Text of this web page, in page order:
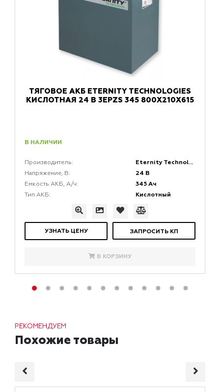
ТЯГОВОЕ АКБ ETERNITY TECHNOLOGIES
КИСЛОТНАЯ 24 В 3EPZS 345 800X210X615
В НАЛИЧИИ
Производитель: Eternity Technologies
Напряжение, В: 24 В
Емкость АКБ, А/ч: 345 Ач
Тип АКБ: Кислотный
УЗНАТЬ ЦЕНУ ЗАПРОСИТЬ КП
В КОРЗИНУ
РЕКОМЕНДУЕМ
Похожие товары